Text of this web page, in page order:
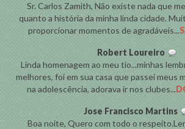
Sr. Carlos Zamith, Não existe nada que
quanto a história da minha linda cidade.
proporcionar momentos de agradáveis...
Robert Loureiro
Linda homenagem ao meu tio...minhas
melhores, foi em sua casa que passei meus
na adolescência, adorava ir nos clubes...
Jose Francisco Martins
Boa noite, Quero com todo o